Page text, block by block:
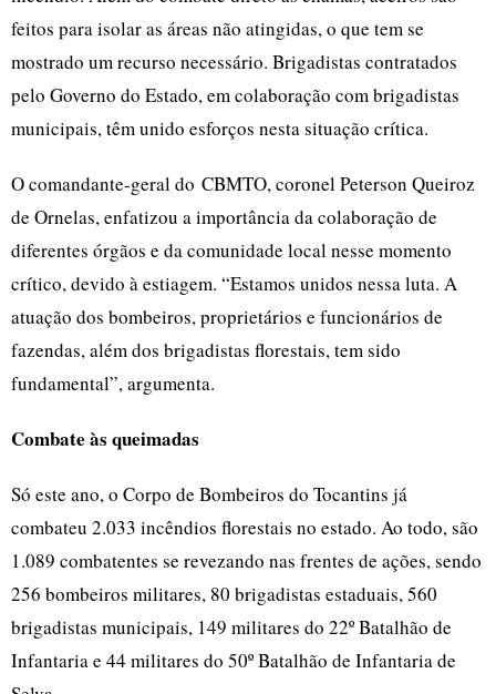
feitos para isolar as áreas não atingidas, o que tem se
mostrado um recurso necessário. Brigadistas contratados
pelo Governo do Estado, em colaboração com brigadistas
municipais, têm unido esforços nesta situação crítica.
O comandante-geral do CBMTO, coronel Peterson Queiroz
de Ornelas, enfatizou a importância da colaboração de
diferentes órgãos e da comunidade local nesse momento
crítico, devido à estiagem. “Estamos unidos nessa luta. A
atuação dos bombeiros, proprietários e funcionários de
fazendas, além dos brigadistas florestais, tem sido
fundamental”, argumenta.
Combate às queimadas
Só este ano, o Corpo de Bombeiros do Tocantins já
combateu 2.033 incêndios florestais no estado. Ao todo, são
1.089 combatentes se revezando nas frentes de ações, sendo
256 bombeiros militares, 80 brigadistas estaduais, 560
brigadistas municipais, 149 militares do 22º Batalhão de
Infantaria e 44 militares do 50º Batalhão de Infantaria de